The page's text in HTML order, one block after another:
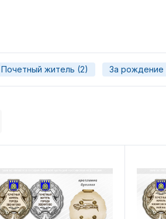
Почетный житель (2) За рождение